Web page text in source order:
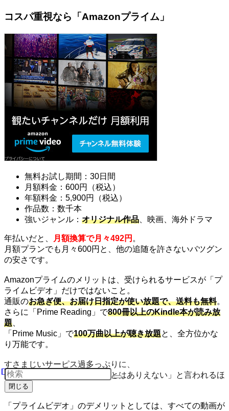
コスパ重視なら「Amazonプライム」
無料お試し期間：30日間
月額料金：600円（税込）
年額料金：5,900円（税込）
作品数：数千本
強いジャンル： オリジナル作品 、映画、海外ドラマ
年払いだと、 月額換算で月々492円 。
月額プランでも月々600円と、他の追随を許さないバツグン
の安さです。
Amazonプライムのメリットは、受けられるサービスが「プ
ライムビデオ」だけではないこと。
通販のお急ぎ便、お届け日指定が使い放題で、送料も無料。
さらに「Prime Reading」で800冊以上のKindle本が読み放
題
「Prime Music」で100万曲以上が聴き放題と、全方位かな
り万能です。
すさまじいサーピス過多っぷりに、
「プライム会員にならないことはありえない」と言われるほ
ど。
「プライムビデオ」のデメリットとしては、すべての動画が
閉じる